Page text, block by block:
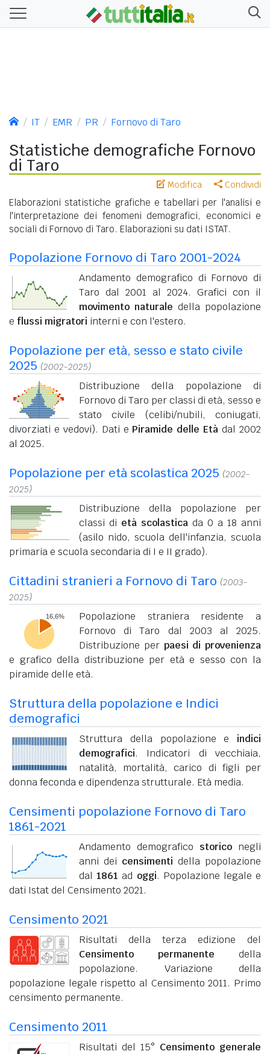
IT EMR PR Fornovo di Taro
Statistiche demografiche Fornovo
di Taro
Modifica Condividi
Elaborazioni statistiche grafiche e tabellari per l'analisi e
l'interpretazione dei fenomeni demografici, economici e
sociali di Fornovo di Taro. Elaborazioni su dati ISTAT.
Popolazione Fornovo di Taro 2001-2024
Andamento demografico di Fornovo di
Taro dal 2001 al 2024. Grafici con il
movimento naturale della popolazione
e flussi migratori interni e con l'estero.
Popolazione per età, sesso e stato civile
2025 (2002-2025)
Distribuzione della popolazione di
Fornovo di Taro per classi di età, sesso e
stato civile (celibi/nubili, coniugati,
divorziati e vedovi). Dati e Piramide delle Età dal 2002
al 2025.
Popolazione per età scolastica 2025 (2002-
2025)
Distribuzione della popolazione per
classi di età scolastica da 0 a 18 anni
(asilo nido, scuola dell'infanzia, scuola
primaria e scuola secondaria di I e II grado).
Cittadini stranieri a Fornovo di Taro (2003-
2025)
Popolazione straniera residente a
Fornovo di Taro dal 2003 al 2025.
Distribuzione per paesi di provenienza
e grafico della distribuzione per età e sesso con la
piramide delle età.
Struttura della popolazione e Indici
demografici
Struttura della popolazione e indici
demografici. Indicatori di vecchiaia,
natalità, mortalità, carico di figli per
donna feconda e dipendenza strutturale. Età media.
Censimenti popolazione Fornovo di Taro
1861-2021
Andamento demografico storico negli
anni dei censimenti della popolazione
dal1861 ad oggi. Popolazione legale e
dati Istat del Censimento 2021.
Censimento 2021
Risultati della terza edizione del
Censimento permanente della
popolazione. Variazione della
popolazione legale rispetto al Censimento 2011. Primo
censimento permanente.
Censimento 2011
Risultati del 15° Censimento generale